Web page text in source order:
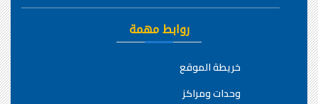
روابط مهمة
خريطة الموقع
وحدات ومراكز